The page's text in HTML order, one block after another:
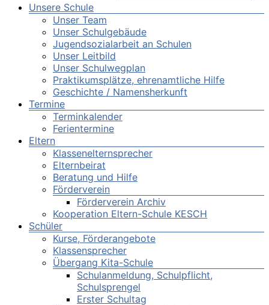
Unsere Schule
Unser Team
Unser Schulgebäude
Jugendsozialarbeit an Schulen
Unser Leitbild
Unser Schulwegplan
Praktikumsplätze, ehrenamtliche Hilfe
Geschichte / Namensherkunft
Termine
Terminkalender
Ferientermine
Eltern
Klassenelternsprecher
Elternbeirat
Beratung und Hilfe
Förderverein
Förderverein Archiv
Kooperation Eltern-Schule KESCH
Schüler
Kurse, Förderangebote
Klassensprecher
Übergang Kita-Schule
Schulanmeldung, Schulpflicht,
Schulsprengel
Erster Schultag